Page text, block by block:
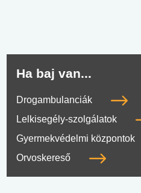
Ha baj van...
Drogambulanciák
Lelkisegély-szolgálatok
Gyermekvédelmi központok
Orvoskereső